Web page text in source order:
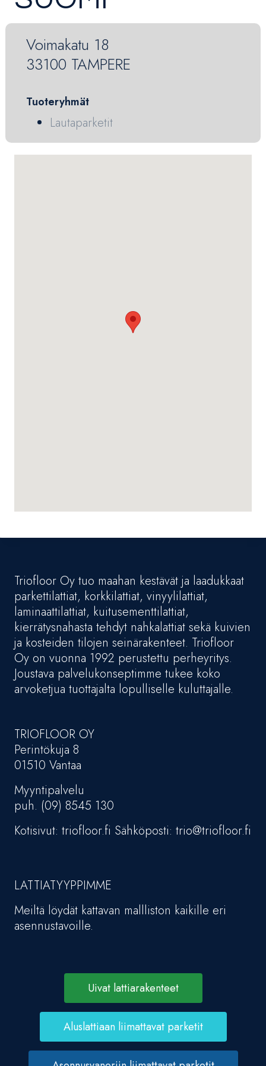
Voimakatu 18
33100 TAMPERE
Tuoteryhmät
Lautaparketit
Triofloor Oy tuo maahan kestävät ja laadukkaat
parkettilattiat, korkkilattiat, vinyylilattiat,
laminaattilattiat, kuitusementtilattiat,
kierrätysnahasta tehdyt nahkalattiat sekä kuivien
ja kosteiden tilojen seinärakenteet. Triofloor
Oy on vuonna 1992 perustettu perheyritys.
Joustava palvelukonseptimme tukee koko
arvoketjua tuottajalta lopulliselle kuluttajalle.
TRIOFLOOR OY
Perintökuja 8
01510 Vantaa
Myyntipalvelu
puh. (09) 8545 130
Kotisivut: triofloor.fi Sähköposti: trio@triofloor.fi
LATTIATYYPPIMME
Meiltä löydät kattavan mallliston kaikille eri
asennustavoille.
Uivat lattiarakenteet
Aluslattiaan liimattavat parketit